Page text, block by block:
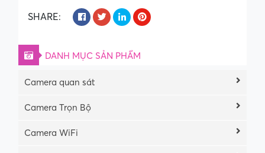
SHARE:
DANH MỤC SẢN PHẨM
Camera quan sát
Camera Trọn Bộ
Camera WiFi